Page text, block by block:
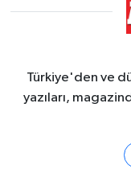
Türkiye'den ve
yazıları,